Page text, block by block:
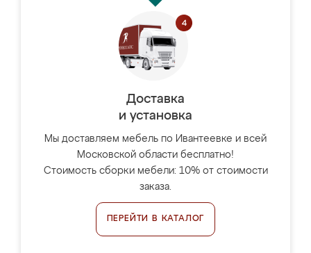
Доставка
и установка
Мы доставляем мебель по Ивантеевке и всей
Московской области бесплатно!
Стоимость сборки мебели: 10% от стоимости
заказа.
ПЕРЕЙТИ В КАТАЛОГ